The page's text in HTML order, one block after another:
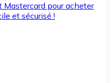
Mastercard pour acheter
et sécurisé !